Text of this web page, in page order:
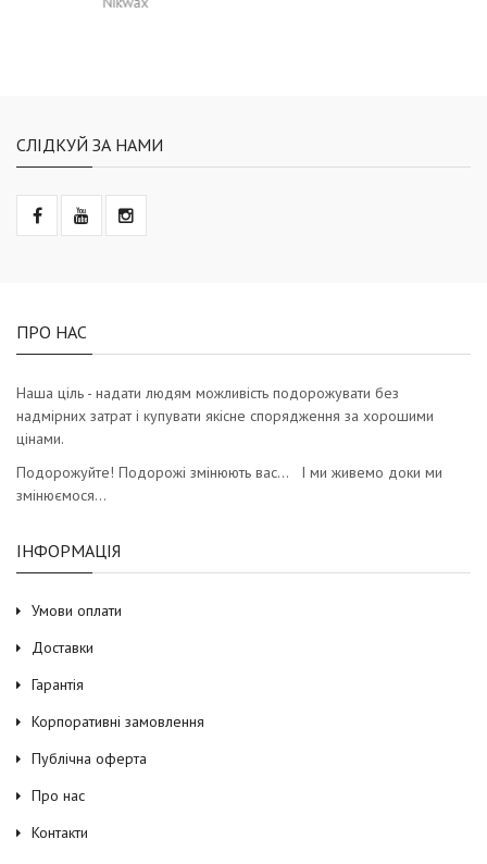
СЛІДКУЙ ЗА НАМИ
ПРО НАС
Наша ціль - надати людям можливість подорожувати без
надмірних затрат і купувати якісне спорядження за хорошими
цінами.
Подорожуйте! Подорожі змінюють вас… І ми живемо доки ми
змінюємося…
ІНФОРМАЦІЯ
Умови оплати
Доставки
Гарантія
Корпоративні замовлення
Публічна оферта
Про нас
Контакти